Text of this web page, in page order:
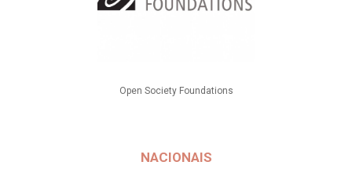
Open Society Foundations
NACIONAIS